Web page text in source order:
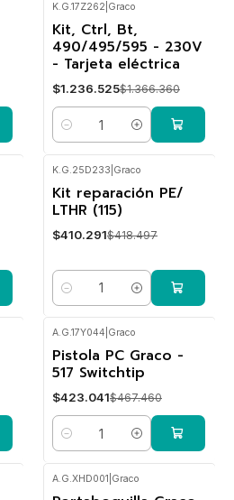
-10%
OFF
K.G.17Z262 Graco
Kit, Ctrl, Bt,
490/495/595 - 230V
- Tarjeta eléctrica
$1.236.525$1.366.360
Cantidad
-2%
OFF
K.G.25D233 Graco
Kit reparación PE/
LTHR (115)
$410.291$418.497
Cantidad
-10%
OFF
A.G.17Y044 Graco
Pistola PC Graco -
517 Switchtip
$423.041$467.460
Cantidad
-25%
A.G.XHD001 Graco